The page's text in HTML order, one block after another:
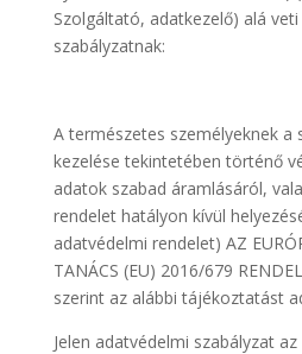
Szolgáltató, adatkezelő) alá
szabályzatnak:
A természetes személyeknek a
kezelése tekintetében történő
adatok szabad áramlásáról,
rendelet hatályon kívül
adatvédelmi rendelet) AZ
TANÁCS (EU) 2016/679
szerint az alábbi tájékoztatást
Jelen adatvédelmi szabályzat